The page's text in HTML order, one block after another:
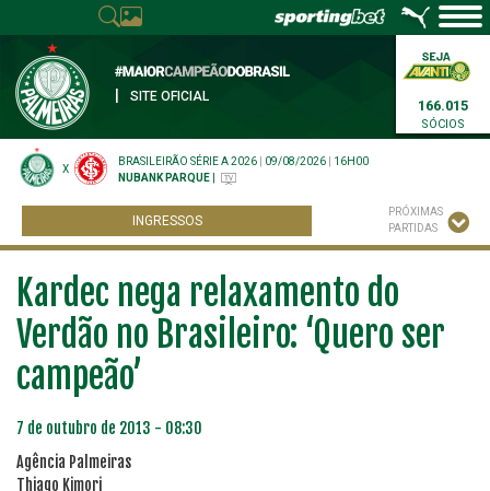
SITE OFICIAL
166.015
SÓCIOS
X
BRASILEIRÃO SÉRIE A 2026 09/08/2026
16H00
NUBANK PARQUE
INGRESSOS
PRÓXIMAS
PARTIDAS
Kardec nega relaxamento do
Verdão no Brasileiro: ‘Quero ser
campeão’
7 de outubro de 2013 - 08:30
Agência Palmeiras
Thiago Kimori